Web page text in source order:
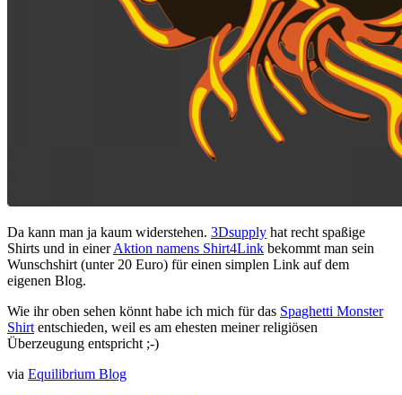
Da kann man ja kaum widerstehen. 3Dsupply hat recht spaßige
Shirts und in einerAktion namens Shirt4Link bekommt man sein
Wunschshirt (unter 20 Euro) für einen simplen Link auf dem
eigenen Blog.
Wie ihr oben sehen könnt habe ich mich für das Spaghetti Monster
Shirt entschieden, weil es am ehesten meiner religiösen
Überzeugung entspricht ;-)
via Equilibrium Blog